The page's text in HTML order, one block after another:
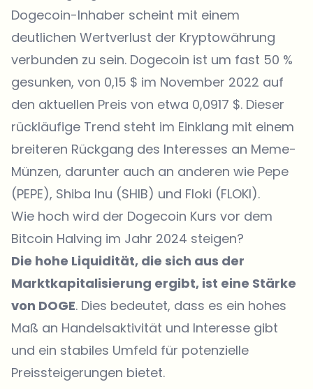
Dogecoin-Inhaber scheint mit einem
deutlichen Wertverlust der Kryptowährung
verbunden zu sein. Dogecoin ist um fast 50 %
gesunken, von 0,15 $ im November 2022 auf
den aktuellen Preis von etwa 0,0917 $. Dieser
rückläufige Trend steht im Einklang mit einem
breiteren Rückgang des Interesses an Meme-
Münzen, darunter auch an anderen wie Pepe
(PEPE), Shiba Inu (SHIB) und Floki (FLOKI).
Wie hoch wird der Dogecoin Kurs vor dem
Bitcoin Halving im Jahr 2024 steigen?
Die hohe Liquidität, die sich aus der
Marktkapitalisierung ergibt, ist eine Stärke
von DOGE. Dies bedeutet, dass es ein hohes
Maß an Handelsaktivität und Interesse gibt
und ein stabiles Umfeld für potenzielle
Preissteigerungen bietet.